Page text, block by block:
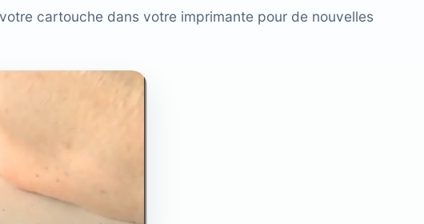
cartouche dans votre imprimante pour de nouvelles